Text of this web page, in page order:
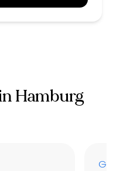
Hamburg